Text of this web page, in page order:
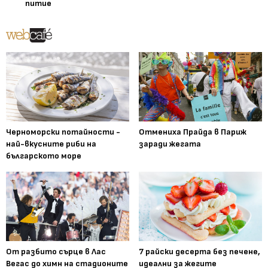
питие
Черноморски потайности -
най-вкусните риби на
българското море
Отмениха Прайда в Париж
заради жегата
От разбито сърце в Лас
Вегас до химн на стадионите
7 райски десерта без печене,
идеални за жегите